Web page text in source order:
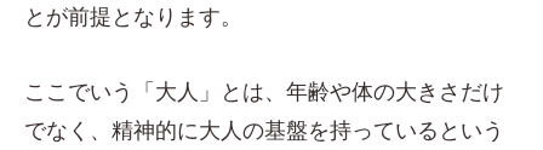
とが前提となります。
ここでいう「大人」とは、年齢や体の大きさだけ
でなく、精神的に大人の基盤を持っているという